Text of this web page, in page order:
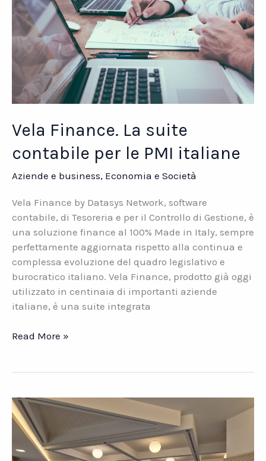
Vela Finance. La suite
contabile per le PMI italiane
Aziende e business, Economia e Società
Vela Finance by Datasys Network, software
contabile, di Tesoreria e per il Controllo di Gestione, è
una soluzione finance al 100% Made in Italy, sempre
perfettamente aggiornata rispetto alla continua e
complessa evoluzione del quadro legislativo e
burocratico italiano. Vela Finance, prodotto già oggi
utilizzato in centinaia di importanti aziende
italiane, è una suite integrata
Vela
contabile
per
le
PMI
italiane
Read More »